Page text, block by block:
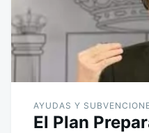
AYUDAS Y
El Plan